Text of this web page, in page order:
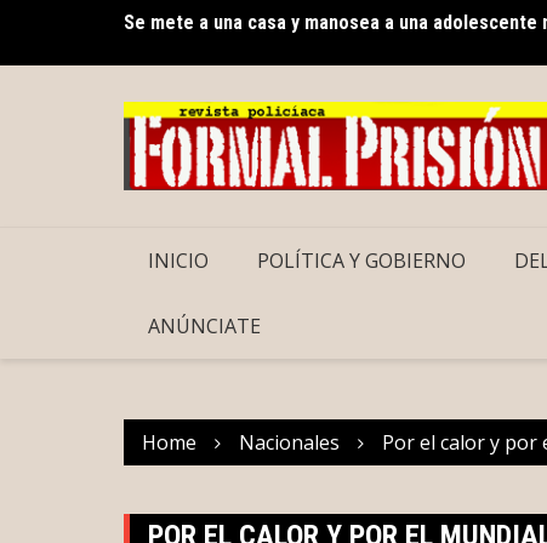
content
Se mete a una casa y manosea a una adolescente
INICIO POLÍTICA Y GOBIERNO
ANÚNCIATE
Home Nacionales Por el calor y por
POR EL CALOR Y POR EL